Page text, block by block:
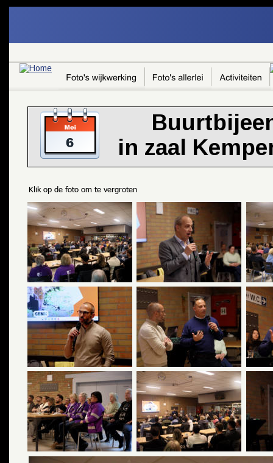
G-8HJF43SZDJ
Klik op de foto om te vergroten
in zaal